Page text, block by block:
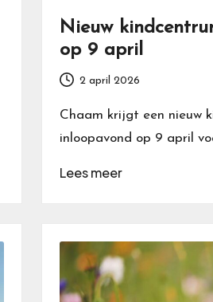
Nieuw
op 9 april
2 april 2026
Chaam krijgt een nieuw
inloopavond op 9 april
Lees meer